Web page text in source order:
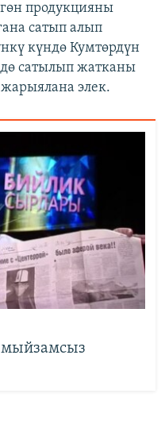
продукцияны
сатып алып
күндө Кумтөрдүн
сатылып жатканы
элек.
мыйзамсыз